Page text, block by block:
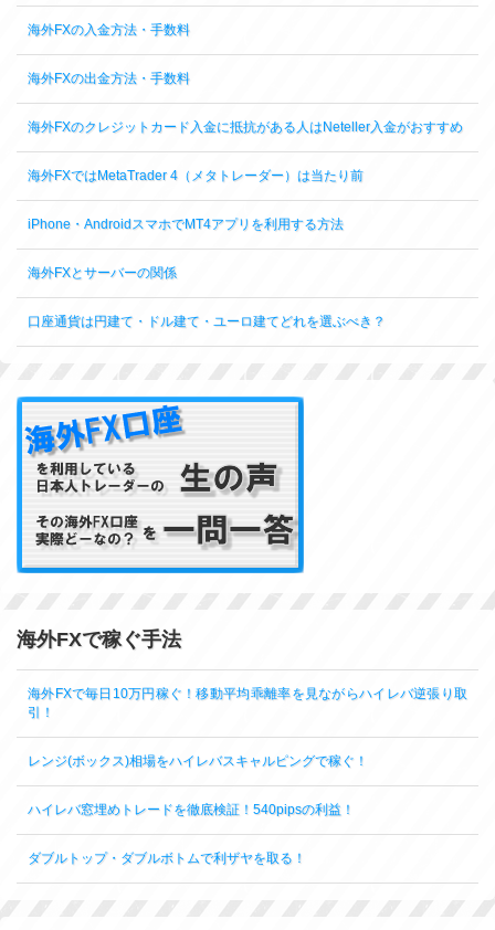
海外FXの入金方法・手数料
海外FXの出金方法・手数料
海外FXのクレジットカード入金に抵抗がある人はNeteller入金がおすすめ
海外FXではMetaTrader 4（メタトレーダー）は当たり前
iPhone・AndroidスマホでMT4アプリを利用する方法
海外FXとサーバーの関係
口座通貨は円建て・ドル建て・ユーロ建てどれを選ぶべき？
海外FXで稼ぐ手法
海外FXで毎日10万円稼ぐ！移動平均乖離率を見ながらハイレバ逆張り取
引！
レンジ(ボックス)相場をハイレバスキャルピングで稼ぐ！
ハイレバ窓埋めトレードを徹底検証！540pipsの利益！
ダブルトップ・ダブルボトムで利ザヤを取る！